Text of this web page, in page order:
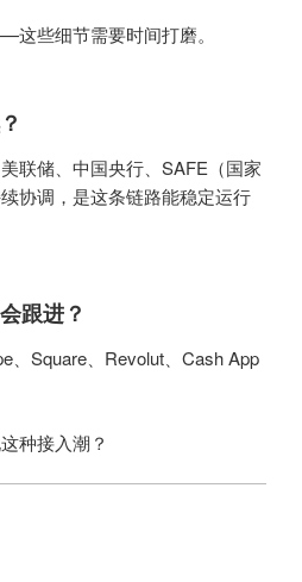
些细节需要时间打磨。
联储、中国央行、SAFE（国家
协调，是这条链路能稳定运行
跟进？
、Square、Revolut、Cash App
种接入潮？